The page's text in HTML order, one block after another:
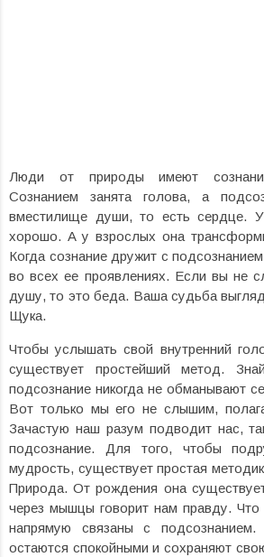
Люди от природы имеют
Сознанием занята голова, а
вместилище души, то есть сердце.
хорошо. А у взрослых она
Когда сознание дружит с
во всех ее проявлениях. Если вы не
душу, то это беда. Ваша судьба
Щука.
Чтобы услышать свой внутренний
существует простейший метод.
подсознание никогда не обманывают
Вот только мы его не слышим,
Зачастую наш разум подводит нас,
подсознание. Для того, чтобы
мудрость, существует простая
Природа. От рождения она
через мышцы говорит нам правду.
напрямую связаны с
остаются спокойными и сохраняют